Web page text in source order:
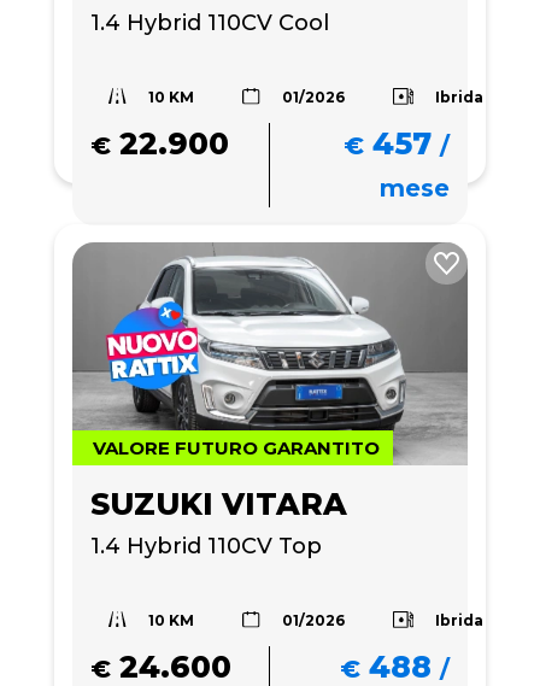
1.4 Hybrid 110CV Cool
10 KM 01/2026 Ibrida
€ 22.900 € 457 /
mese
VALORE FUTURO GARANTITO
SUZUKI VITARA
1.4 Hybrid 110CV Top
10 KM 01/2026 Ibrida
€ 24.600 € 488 /